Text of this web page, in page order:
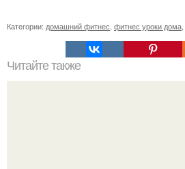
Категории: домашний фитнес, фитнес уроки дома,
Читайте также